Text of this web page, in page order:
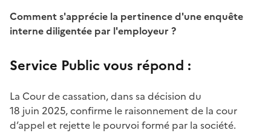
Comment s'apprécie la pertinence d'une enquête
interne diligentée par l'employeur ?
Service Public vous répond :
La Cour de cassation, dans sa décision du
18 juin 2025, confirme le raisonnement de la cour
d’appel et rejette le pourvoi formé par la société.